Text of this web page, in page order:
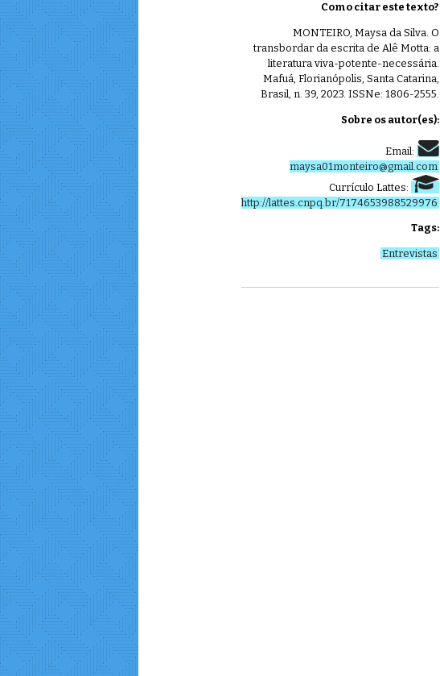
Como citar este texto?
MONTEIRO, Maysa da Silva. O
transbordar da escrita de Alê Motta: a
literatura viva-potente-necessária.
Mafuá, Florianópolis, Santa Catarina,
Brasil, n. 39, 2023. ISSNe: 1806-2555.
Sobre os autor(es):
Email:
maysa01monteiro@gmail.com
Currículo Lattes:
http://lattes.cnpq.br/7174653988529976
Tags:
Entrevistas